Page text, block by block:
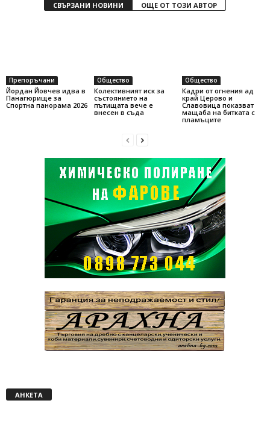
СВЪРЗАНИ НОВИНИ ОЩЕ ОТ ТОЗИ АВТОР
Препоръчани
Йордан Йовчев идва в
Панагюрище за
Спортна панорама 2026
Общество
Колективният иск за
състоянието на
пътищата вече е
внесен в съда
Общество
Кадри от огнения ад
край Церово и
Славовица показват
мащаба на битката с
пламъците
АНКЕТА